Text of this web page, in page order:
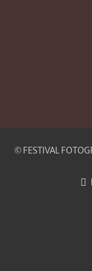
© FESTIVAL